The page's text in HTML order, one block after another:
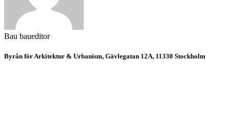
Bau baueditor
Byrån för Arkitektur & Urbanism, Gävlegatan 12A, 11330 Stockholm